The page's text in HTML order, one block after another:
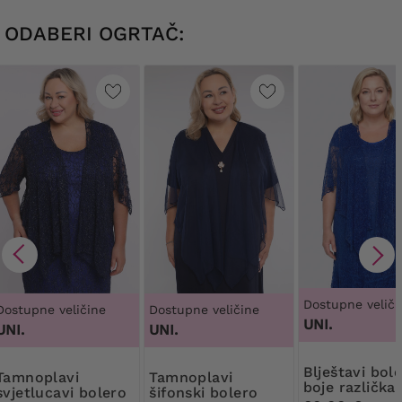
ODABERI OGRTAČ:
veličine
bolero
Dostupne veličine
UNI.
Tamnoplavi
šifonski bolero
Dostupne
UNI.
Blještavi bolero
boje različka